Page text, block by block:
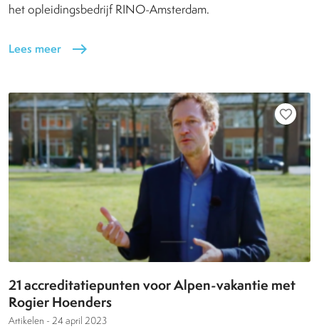
het opleidingsbedrijf RINO-Amsterdam.
Lees meer east
favorite_border
21 accreditatiepunten voor Alpen-vakantie met
Rogier Hoenders
Artikelen - 24 april 2023